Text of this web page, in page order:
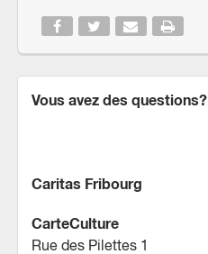
Vous avez des questions?
Caritas Fribourg
CarteCulture
Rue des Pilettes 1